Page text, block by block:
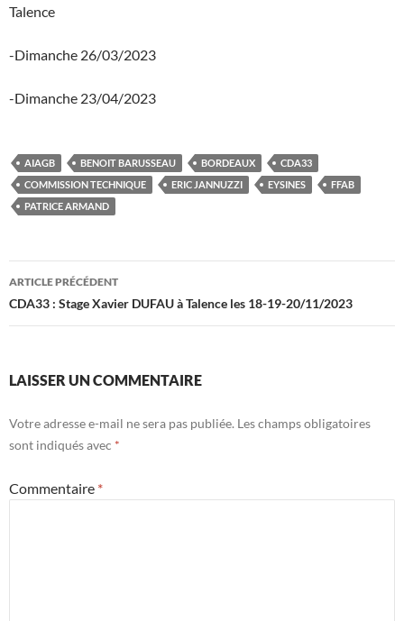
Talence
-Dimanche 26/03/2023
-Dimanche 23/04/2023
AIAGB BENOIT BARUSSEAU BORDEAUX
CDA33
COMMISSION TECHNIQUE
ERIC JANNUZZI EYSINES
FFAB
PATRICE ARMAND
Navigation
des
ARTICLE PRÉCÉDENT
CDA33 : Stage Xavier DUFAU à Talence les 18-19-20/11/2023
LAISSER UN COMMENTAIRE
Votre adresse e-mail ne sera pas publiée. Les champs obligatoires
sont indiqués avec *
Commentaire *